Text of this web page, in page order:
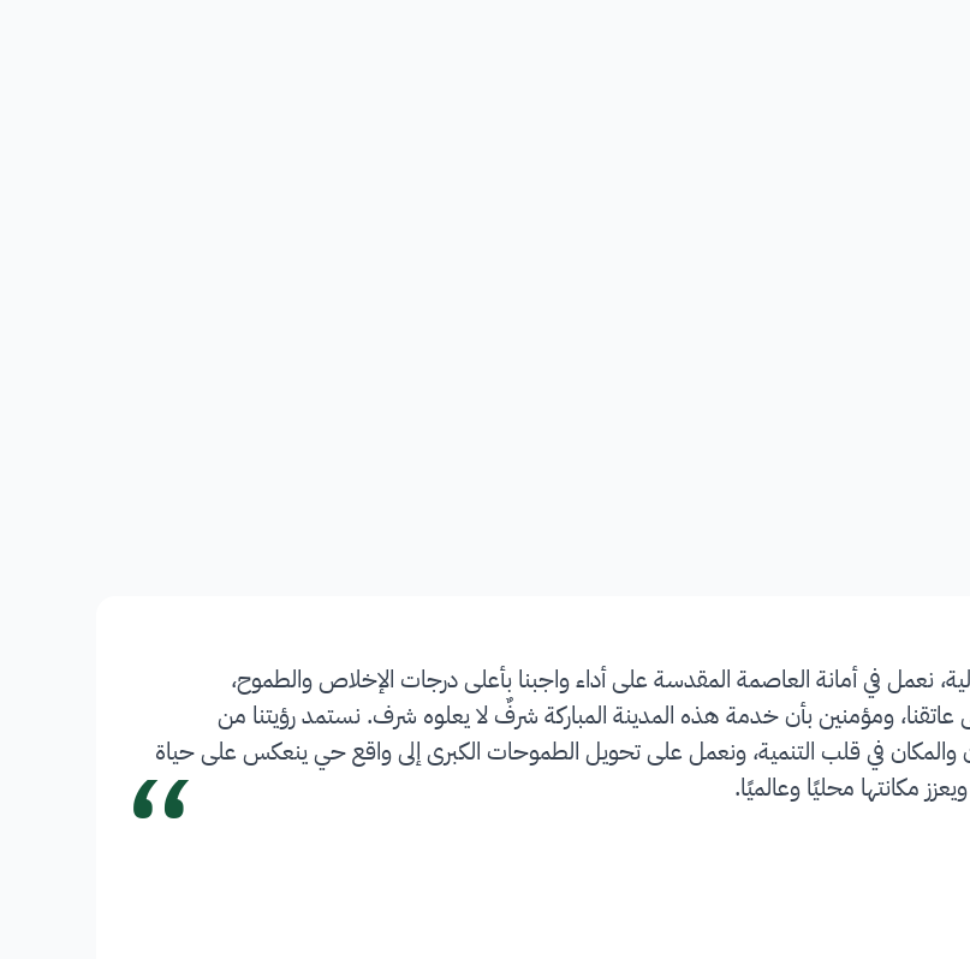
نعمل في أمانة العاصمة المقدسة على أداء واجبنا بأعلى درجات الإخلاص والطموح،
ومؤمنين بأن خدمة هذه المدينة المباركة شرفٌ لا يعلوه شرف. نستمد رؤيتنا من
التي وضعت الإنسان والمكان في قلب التنمية، ونعمل على تحويل الطموحات الكبرى إلى واقع حي ينعكس على حياة
مكانتها محليًا وعالميًا.
“